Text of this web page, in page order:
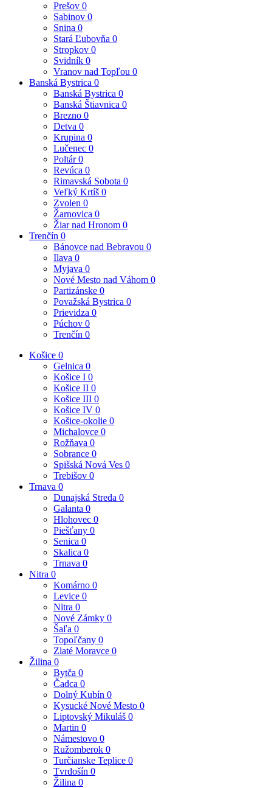
Prešov 0
Sabinov 0
Snina 0
Stará Ľubovňa 0
Stropkov 0
Svidník 0
Vranov nad Topľou 0
Banská Bystrica 0
Banská Bystrica 0
Banská Štiavnica 0
Brezno 0
Detva 0
Krupina 0
Lučenec 0
Poltár0
Revúca 0
Rimavská Sobota 0
Veľký Krtíš 0
Zvolen 0
Žarnovica 0
Žiar nad Hronom 0
Trenčín 0
Bánovce nad Bebravou 0
Ilava 0
Myjava 0
Nové Mesto nad Váhom 0
Partizánske 0
Považská Bystrica 0
Prievidza 0
Púchov 0
Trenčín 0
Košice 0
Gelnica 0
Košice I 0
Košice II 0
Košice III 0
Košice IV 0
Košice-okolie 0
Michalovce 0
Rožňava 0
Sobrance 0
Spišská Nová Ves 0
Trebišov 0
Trnava 0
Dunajská Streda 0
Galanta 0
Hlohovec 0
Piešťany 0
Senica 0
Skalica 0
Trnava 0
Nitra 0
Komárno 0
Levice 0
Nitra 0
Nové Zámky 0
Šaľa 0
Topoľčany 0
Zlaté Moravce 0
Žilina 0
Bytča 0
Čadca 0
Dolný Kubín 0
Kysucké Nové Mesto 0
Liptovský Mikuláš 0
Martin 0
Námestovo 0
Ružomberok 0
Turčianske Teplice 0
Tvrdošín 0
Žilina 0